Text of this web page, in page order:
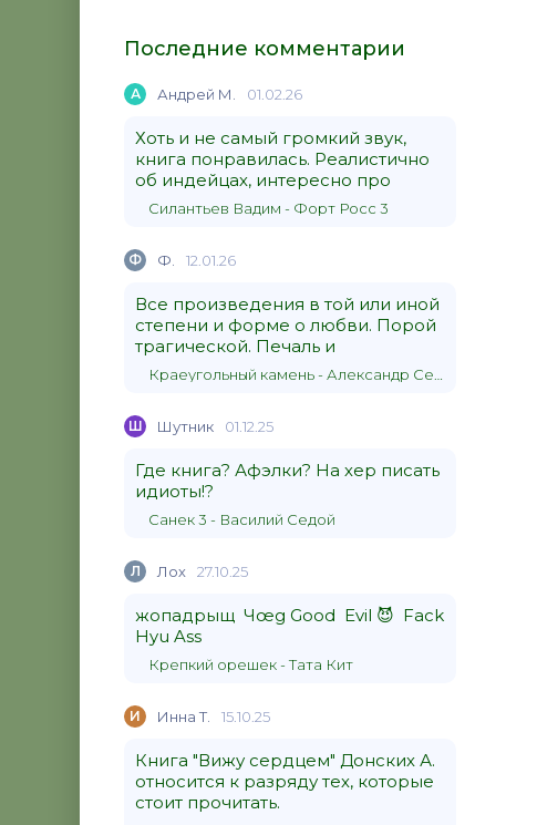
Последние комментарии
А Андрей М. 01.02.26
Хоть и не самый громкий звук,
книга понравилась. Реалистично
об индейцах, интересно про
Силантьев Вадим - Форт Росс 3
Ф Ф. 12.01.26
Все произведения в той или иной
степени и форме о любви. Порой
трагической. Печаль и
Ш Шутник 01.12.25
Где книга? Афэлки? На хер писать
идиоты!?
Санек 3 - Василий Седой
Л Лох 27.10.25
жопадрыщ Чœg Good Evil 😈 Fack
Hyu Ass
Крепкий орешек - Тата Кит
И Инна Т. 15.10.25
Книга "Вижу сердцем" Донских А.
относится к разряду тех, которые
стоит прочитать.